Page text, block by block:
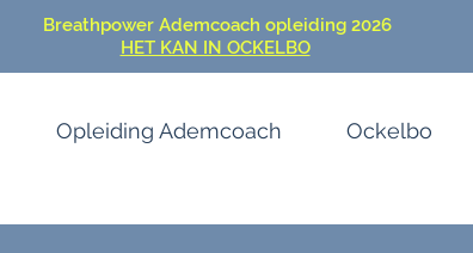
Breathpower Ademcoach opleiding 2026
HET KAN IN OCKELBO
Opleiding Ademcoach Ockelbo